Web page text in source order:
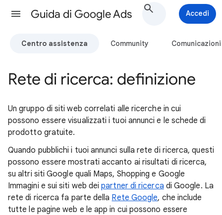
Guida di Google Ads Accedi
Centro assistenza Community Comunicazioni
Rete di ricerca: definizione
Un gruppo di siti web correlati alle ricerche in cui
possono essere visualizzati i tuoi annunci e le schede di
prodotto gratuite.
Quando pubblichi i tuoi annunci sulla rete di ricerca, questi
possono essere mostrati accanto ai risultati di ricerca,
su altri siti Google quali Maps, Shopping e Google
Immagini e sui siti web deipartner di ricerca di Google. La
rete di ricerca fa parte della Rete Google, che include
tutte le pagine web e le app in cui possono essere